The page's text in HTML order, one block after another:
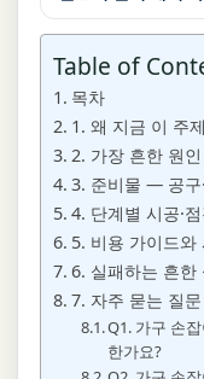
Table of
목차
1. 왜 지금 이 주
2. 가장 흔한 원
3. 준비물 — 공구
4. 단계별 시공·
5. 비용 가이드와
6. 실패하는 흔한
7. 자주 묻는 질
Q1. 가구 손
한가요?